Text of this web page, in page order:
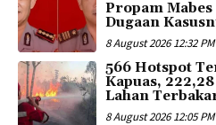
Propam
Dugaan
8 August 2026 12:32 PM
566 Hotspot
Kapuas,
Lahan
8 August 2026 12:05 PM